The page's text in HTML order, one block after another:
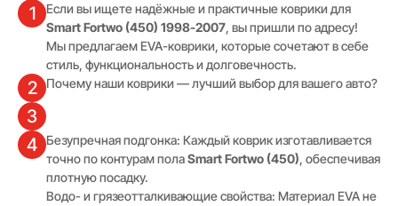
2 Почему наши коврики — лучший выбор для вашего авто?
3
4
Безупречная подгонка: Каждый коврик изготавливается
точно по контурам полаSmart Fortwo (450), обеспечивая
плотную посадку.
Водо- и грязеотталкивающие свойства: Материал EVA не
1
Если вы ищете надёжные и практичные коврики для
Smart Fortwo (450) 1998-2007, вы пришли по адресу!
Мы предлагаем EVA-коврики, которые сочетают в себе
стиль, функциональность и долговечность.